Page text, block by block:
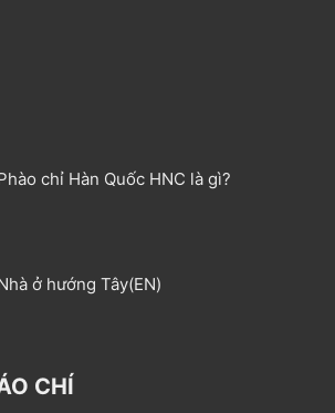
chỉ Hàn Quốc HNC là gì?
ở hướng Tây(EN)
CHÍ